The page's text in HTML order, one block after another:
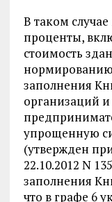
В таком
проценты,
стоимость
заполнения
организаций
упрощенную
(утвержден
22.10.2012 N
заполнения
что в графе 6